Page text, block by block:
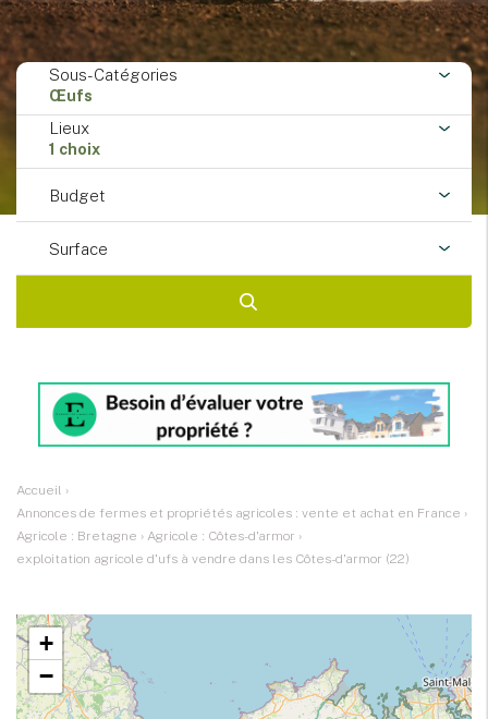
Sous-Catégories
Œufs
Lieux
1 choix
Budget
Surface
Accueil ›
Annonces de fermes et propriétés agricoles : vente et achat en France ›
Agricole : Bretagne › Agricole : Côtes-d'armor ›
exploitation agricole d'ufs à vendre dans les Côtes-d'armor (22)
+
−